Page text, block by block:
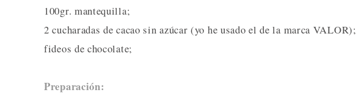
100gr. mantequilla;
2 cucharadas de cacao sin azúcar (yo he usado el de la marca VALOR);
fideos de chocolate;
Preparación: